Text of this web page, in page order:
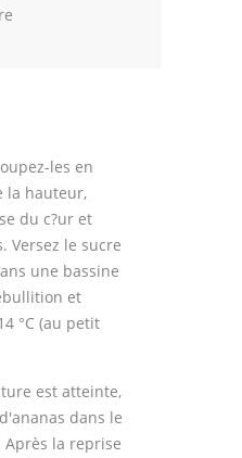
les en
la hauteur,
du c?ur et
Versez le sucre
une bassine
et
°C (au petit
est atteinte,
dans le
la reprise